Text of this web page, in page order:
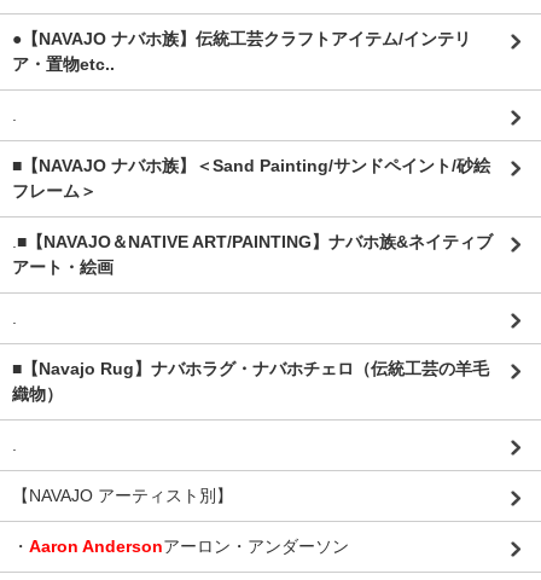
●【NAVAJO ナバホ族】伝統工芸クラフトアイテム/インテリ
ア・置物etc..
.
■【NAVAJO ナバホ族】＜Sand Painting/サンドペイント/砂絵
フレーム＞
.■【NAVAJO＆NATIVE ART/PAINTING】ナバホ族&ネイティブ
アート・絵画
.
■【Navajo Rug】ナバホラグ・ナバホチェロ（伝統工芸の羊毛
織物）
.
【NAVAJO アーティスト別】
・ Aaron Andersonアーロン・アンダーソン